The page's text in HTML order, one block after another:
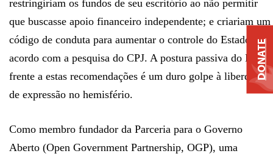
restringiriam os fundos de seu escritório ao não permitir
que buscasse apoio financeiro independente; e criariam um
código de conduta para aumentar o controle do Estado, de
acordo com a pesquisa do CPJ. A postura passiva do Brasil
frente a estas recomendações é um duro golpe à liberdade
de expressão no hemisfério.
Como membro fundador da Parceria para o Governo
Aberto (Open Government Partnership, OGP), uma
DONATE